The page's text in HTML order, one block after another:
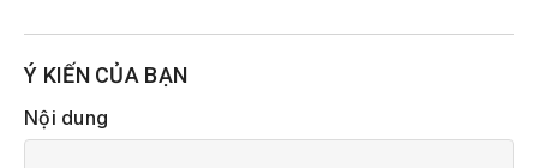
Ý KIẾN CỦA BẠN
Nội dung